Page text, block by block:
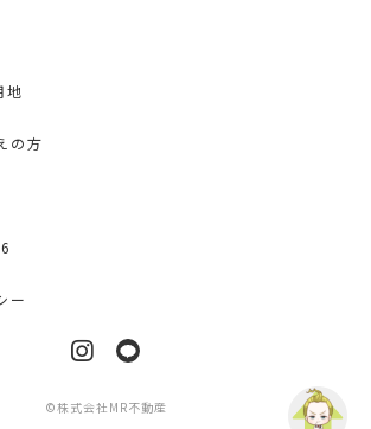
地
の方
ー
Instagram
LINE
©株式会社MR不動産